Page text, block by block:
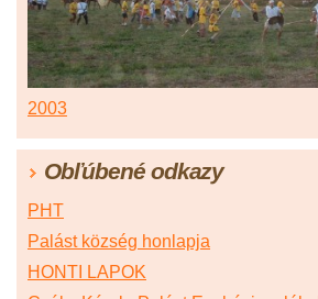
2003
Obľúbené odkazy
PHT
Palást község honlapja
HONTI LAPOK